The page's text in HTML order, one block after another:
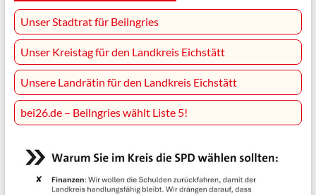
Unser Stadtrat für Beilngries
Unser Kreistag für den Landkreis Eichstätt
Unsere Landrätin für den Landkreis Eichstätt
bei26.de – Beilngries wählt Liste 5!